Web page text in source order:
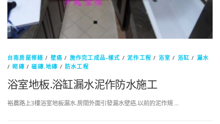
台南房屋修繕 / 壁癌 / 施作完工成品-樣式 /泥作工程 / 浴室 / 浴缸 / 漏水
/砌磚 /磁磚.地磚 / 防水工程
浴室地板.浴缸漏水泥作防水施工
裕農路上3樓浴室地板漏水.房間外面引發漏水壁癌.以前的泥作規 …